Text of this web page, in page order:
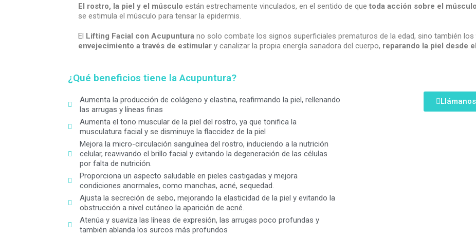
El rostro, la piel y el músculo están estrechamente vinculados, en el sentido de que toda acción sobre el
se estimula el músculo para tensar la epidermis.
El Lifting Facial con Acupuntura no solo combate los signos superficiales prematuros de la edad, sino también los
envejecimiento a través de estimular y canalizar la propia energía sanadora del cuerpo, reparando la piel desde
¿Qué beneficios tiene la Acupuntura?
Aumenta la producción de colágeno y elastina, reafirmando la piel, rellenando
las arrugas y líneas finas
Aumenta el tono muscular de la piel del rostro, ya que tonifica la
musculatura facial y se disminuye la flaccidez de la piel
Mejora la micro-circulación sanguínea del rostro, induciendo a la nutrición
celular, reavivando el brillo facial y evitando la degeneración de las células
por falta de nutrición.
Proporciona un aspecto saludable en pieles castigadas y mejora
condiciones anormales, como manchas, acné, sequedad.
Ajusta la secreción de sebo, mejorando la elasticidad de la piel y evitando la
obstrucción a nivel cutáneo la aparición de acné.
Atenúa y suaviza las líneas de expresión, las arrugas poco profundas y
también ablanda los surcos más profundos